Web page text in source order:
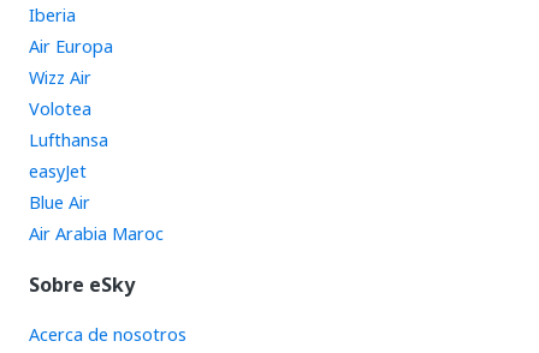
Iberia
Air Europa
Wizz Air
Volotea
Lufthansa
easyJet
Blue Air
Air Arabia Maroc
Sobre eSky
Acerca de nosotros